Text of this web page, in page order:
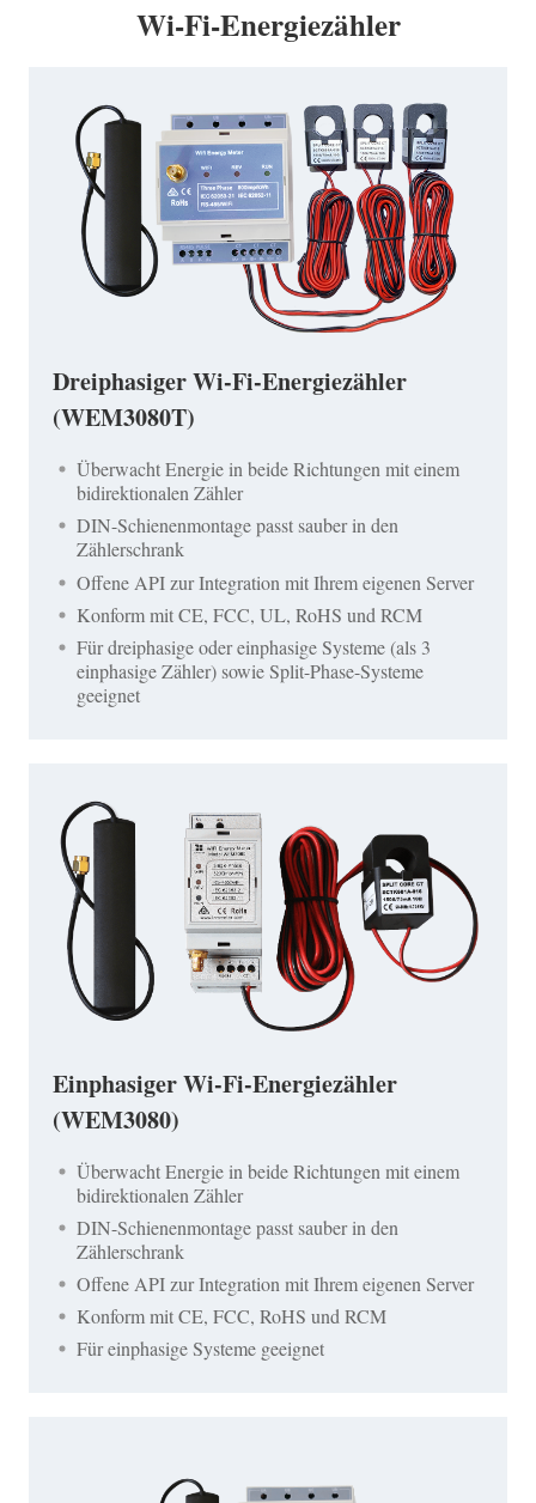
Wi-Fi-Energiezähler
Dreiphasiger Wi-Fi-Energiezähler
(WEM3080T)
Überwacht Energie in beide Richtungen mit einem
bidirektionalen Zähler
DIN-Schienenmontage passt sauber in den
Zählerschrank
Offene API zur Integration mit Ihrem eigenen Server
Konform mit CE, FCC, UL, RoHS und RCM
Für dreiphasige oder einphasige Systeme (als 3
einphasige Zähler) sowie Split-Phase-Systeme
geeignet
Einphasiger Wi-Fi-Energiezähler
(WEM3080)
Überwacht Energie in beide Richtungen mit einem
bidirektionalen Zähler
DIN-Schienenmontage passt sauber in den
Zählerschrank
Offene API zur Integration mit Ihrem eigenen Server
Konform mit CE, FCC, RoHS und RCM
Für einphasige Systeme geeignet